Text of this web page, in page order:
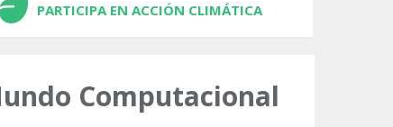
PARTICIPA EN ACCIÓN CLIMÁTICA
Computacional